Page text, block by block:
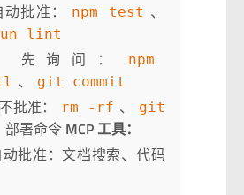
批准：
npm test 、
lint
先询问：
npm
、 git commit
批准： rm -rf 、
git
部署命令 MCP 工具：
动批准：文档搜索、代码